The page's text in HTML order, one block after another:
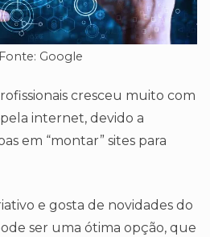
Fonte: Google
cresceu muito com
internet, devido a
em “montar” sites para
e gosta de novidades do
ser uma ótima opção, que